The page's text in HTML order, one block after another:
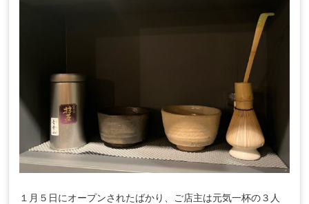
１月５日にオープンされたばかり、ご店主は元気一杯の３人